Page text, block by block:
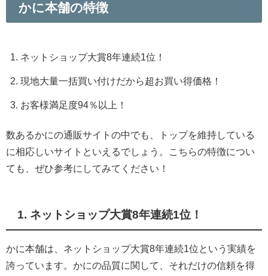
かに本舗の特徴
ネットショップ大賞8年連続1位！
現地大量一括買い付けだから超お買い得価格！
お客様満足度94％以上！
数あるかにの通販サイトの中でも、
トップを維持している
に相応しいサイトといえるでしょう。
こちらの特徴につい
ても、ぜひ参考にしてみてください！
1. ネットショップ大賞8年連続1位！
かに本舗は、 ネットショップ大賞8年連続1位という実績を
誇っています。 かにの品質に関して、 それだけの信頼を得